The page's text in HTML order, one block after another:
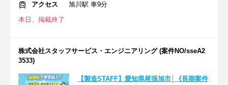
アクセス
旭川駅 車9分
本日、掲載終了
株式会社スタッフサービス・エンジニアリング (案件NO/sseA2
3533)
【製造STAFF】愛知県尾張旭市│《長期案件